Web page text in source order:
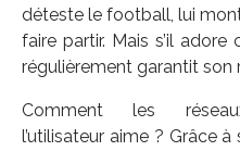
déteste le football, lui
faire partir. Mais s’il
régulièrement garantit son
Comment les
l’utilisateur aime ? Grâce